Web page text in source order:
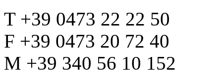
T +39 0473 22 22 50
F +39 0473 20 72 40
M +39 340 56 10 152